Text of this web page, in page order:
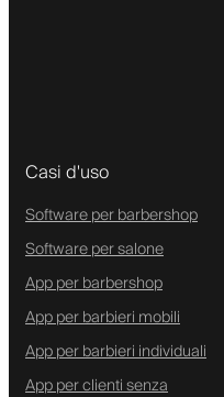
Casi d'uso
Software per barbershop
Software per salone
App per barbershop
App per barbieri mobili
App per barbieri individuali
App per clienti senza